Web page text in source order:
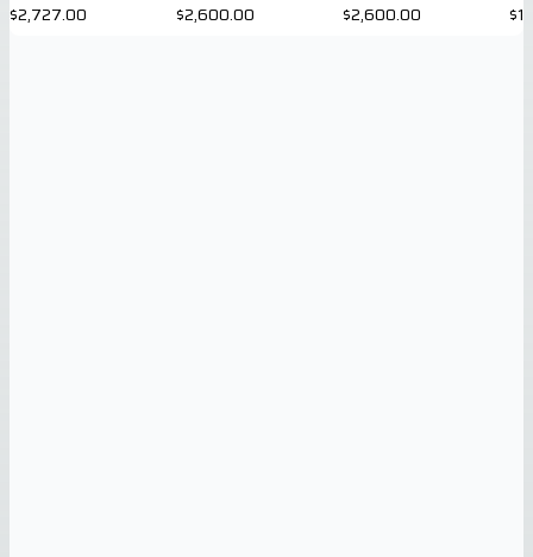
$2,727.00 $2,600.00 $2,600.00